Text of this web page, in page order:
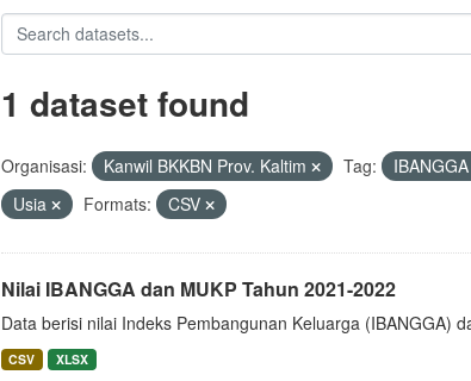
1 dataset found
Organisasi: Kanwil BKKBN Prov. Kaltim Tag: IBANGGA
Usia
Formats: CSV
Nilai IBANGGA dan MUKP Tahun 2021-2022
Data berisi nilai Indeks Pembangunan Keluarga (IBANGGA)
CSV XLSX